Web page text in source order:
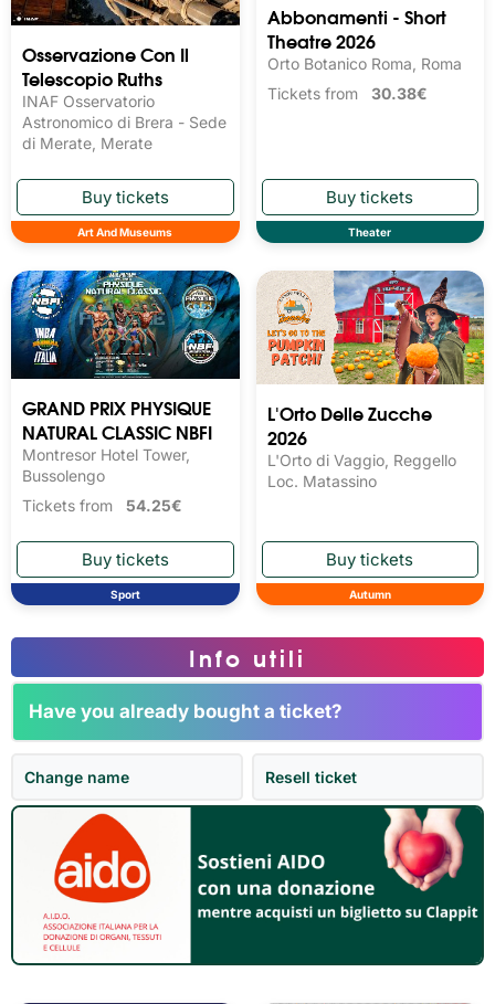
Osservazione Con Il
Telescopio Ruths
INAF Osservatorio
Astronomico di Brera - Sede
di Merate, Merate
Art And Museums
Abbonamenti - Short
Theatre 2026
Orto Botanico Roma, Roma
Tickets from 30.38€
Theater
GRAND PRIX PHYSIQUE
NATURAL CLASSIC NBFI
Montresor Hotel Tower,
Bussolengo
Tickets from 54.25€
Sport
L'Orto Delle Zucche
2026
L'Orto di Vaggio, Reggello
Loc. Matassino
Autumn
Info utili
Have you already bought a ticket?
Change name Resell ticket